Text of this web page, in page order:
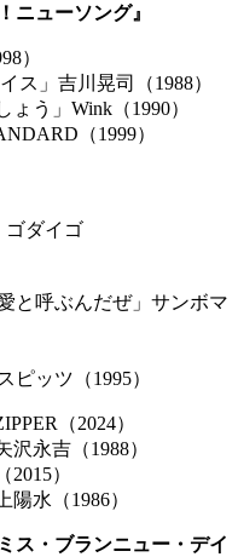
ニューソング』
）
ス」吉川晃司（1988）
ょう」Wink（1990）
（1999）
ゴダイゴ
と呼ぶんだぜ」サンボマ
ッツ（1995）
（2024）
永吉（1988）
）
水（1986）
ス・ブランニュー・デイ